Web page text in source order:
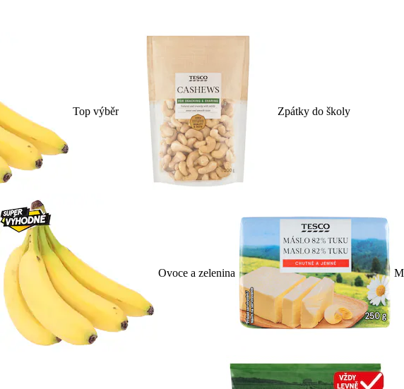
Top výběr Zpátky do školy
Ovoce a zelenina